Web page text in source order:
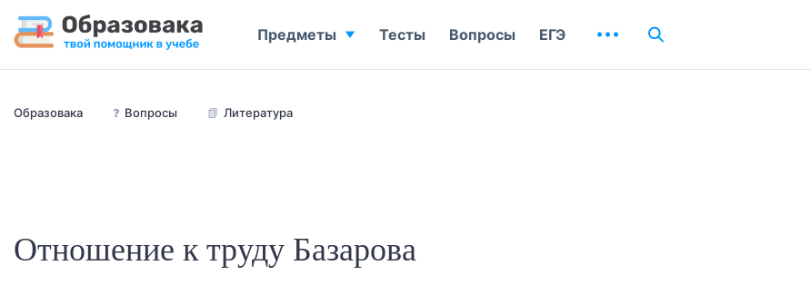
Образовака ❓ Вопросы 📗 Литература
Отношение к труду Базарова
Предметы Тесты Вопросы ЕГЭ